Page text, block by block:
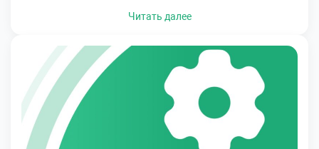
функционирования оборудования и программного
диагностики и оптимизации систем. Такой комплексный
подход помогает студентам не просто освоить профессию,
но и стать универсальными специалистами, способными
решать разнообразные задачи. Важно […]
Читать далее